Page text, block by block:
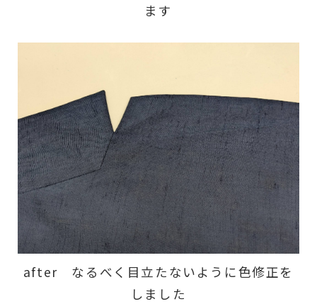
ます
after なるべく目立たないように色修正を
しました